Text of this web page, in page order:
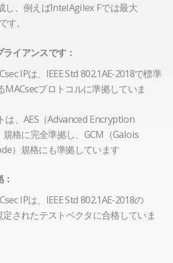
し、例えばIntelAgilex Fでは最大
す。
イアンスです：
IPは、IEEE Std 802.1AE-2018で標準
MACsecプロトコルに準拠していま
は、AES（Advanced Encryption
格に完全準拠し、GCM（Galois
）規格にも準拠しています
IPは、IEEE Std 802.1AE-2018の
されたテストベクタに合格していま